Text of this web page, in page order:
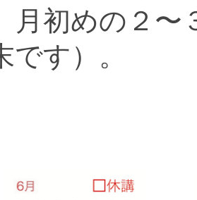
月初めの２〜
です）。